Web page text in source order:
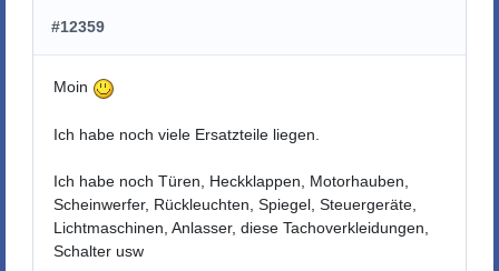
#12359
Moin
Ich habe noch viele Ersatzteile liegen.
Ich habe noch Türen, Heckklappen, Motorhauben,
Scheinwerfer, Rückleuchten, Spiegel, Steuergeräte,
Lichtmaschinen, Anlasser, diese Tachoverkleidungen,
Schalter usw